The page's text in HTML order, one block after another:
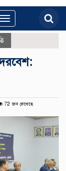
Toggle
navigation
72 জন দেখেছে